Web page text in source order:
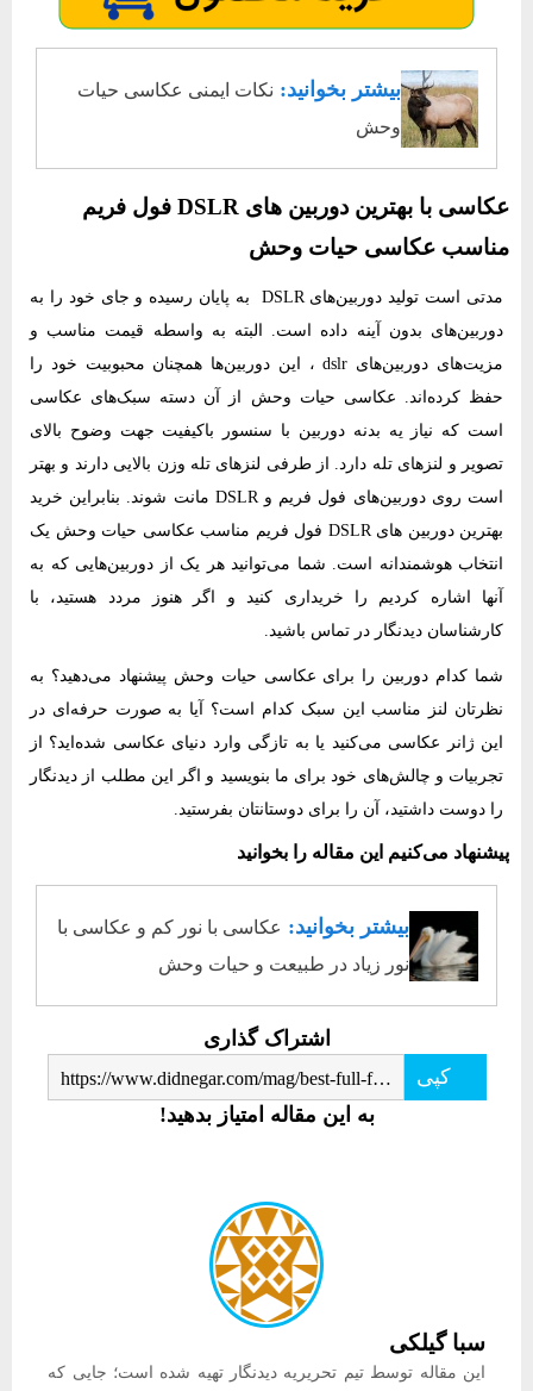
بیشتر بخوانید: نکات ایمنی عکاسی حیات
وحش
عکاسی با بهترین دوربین های DSLR فول فریم
مناسب عکاسی حیات وحش
مدتی است تولید دوربین‌های DSLR به پایان رسیده و جای خود را به
دوربین‌های بدون آینه داده است. البته به واسطه قیمت مناسب و
مزیت‌های دوربین‌های dslr ، این دوربین‌ها همچنان محبوبیت خود را
حفظ کرده‌اند. عکاسی حیات وحش از آن دسته سبک‌های عکاسی
است که نیاز یه بدنه دوربین با سنسور باکیفیت جهت وضوح بالای
تصویر و لنزهای تله دارد. از طرفی لنزهای تله وزن بالایی دارند و بهتر
است روی دوربین‌های فول فریم و DSLR مانت شوند. بنابراین خرید
بهترین دوربین های DSLR فول فریم مناسب عکاسی حیات وحش یک
انتخاب هوشمندانه است. شما می‌توانید هر یک از دوربین‌هایی که به
آنها اشاره کردیم را خریداری کنید و اگر هنوز مردد هستید، با
کارشناسان دیدنگار در تماس باشید.
شما کدام دوربین را برای عکاسی حیات وحش پیشنهاد می‌دهید؟ به
نظرتان لنز مناسب این سبک کدام است؟ آیا به صورت حرفه‌ای در
این ژانر عکاسی می‌کنید یا به تازگی وارد دنیای عکاسی شده‌اید؟ از
تجربیات و چالش‌های خود برای ما بنویسید و اگر این مطلب از دیدنگار
را دوست داشتید، آن را برای دوستانتان بفرستید.
پیشنهاد می‌کنیم این مقاله را بخوانید
بیشتر بخوانید: عکاسی با نور کم و عکاسی با
نور زیاد در طبیعت و حیات وحش
اشتراک گذاری
کپی
https://www.didnegar.com/mag/best-full-frame-dslr-cameras-suitable-for-wildlife-photography/
به این مقاله امتیاز بدهید!
سبا گیلکی
این مقاله توسط تیم تحریریه دیدنگار تهیه شده است؛ جایی که